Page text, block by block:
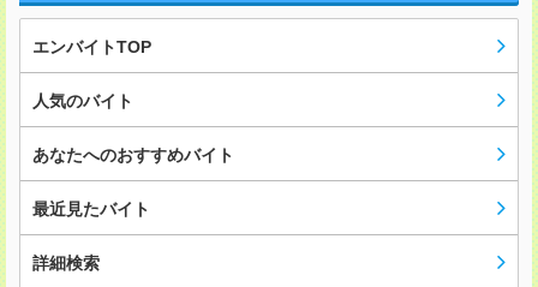
エンバイトTOP
人気のバイト
あなたへのおすすめバイト
最近見たバイト
詳細検索